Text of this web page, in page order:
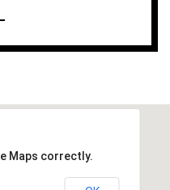
Maps correctly.